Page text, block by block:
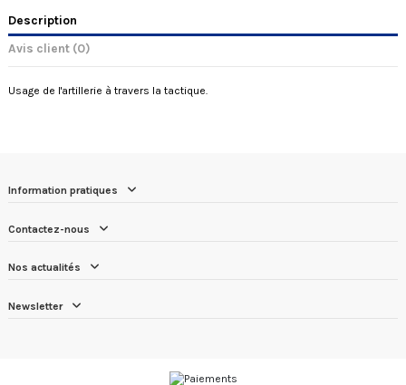
Description
Avis client (0)
Usage de l'artillerie à travers la tactique.
Information pratiques
Contactez-nous
Nos actualités
Newsletter